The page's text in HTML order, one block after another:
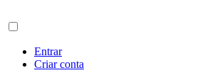
Entrar
Criar conta